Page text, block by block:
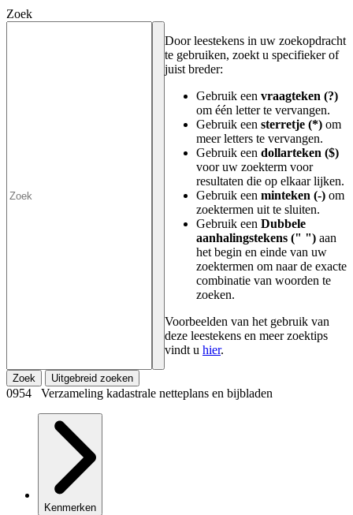
Zoek
Door leestekens in uw zoekopdracht
te gebruiken, zoekt u specifieker of
juist breder:
Gebruik een vraagteken (?)
om één letter te vervangen.
Gebruik een sterretje (*) om
meer letters te vervangen.
Gebruik een dollarteken ($)
voor uw zoekterm voor
resultaten die op elkaar lijken.
Gebruik een minteken (-) om
zoektermen uit te sluiten.
Gebruik een Dubbele
aanhalingstekens (" ") aan
het begin en einde van uw
zoektermen om naar de exacte
combinatie van woorden te
zoeken.
Voorbeelden van het gebruik van
deze leestekens en meer zoektips
vindt u hier.
Zoek Uitgebreid zoeken
0954 Verzameling kadastrale netteplans en bijbladen
Kenmerken